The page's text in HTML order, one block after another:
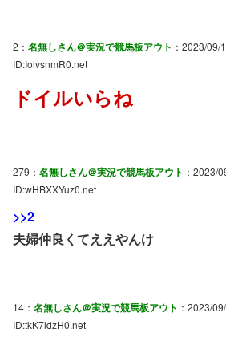
2： 名無しさん＠実況で競馬板アウト ：2023/09/
ID:IolvsnmR0.net
ドイルいらね
279： 名無しさん＠実況で競馬板アウト ：2023/
ID:wHBXXYuz0.net
>>2
夫婦仲良くてええやんけ
14： 名無しさん＠実況で競馬板アウト ：2023/
ID:tkK7ldzH0.net